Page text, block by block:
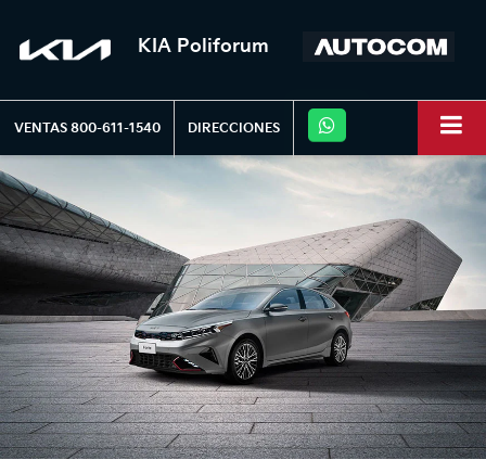
KIA Poliforum
VENTAS 800-611-1540 DIRECCIONES